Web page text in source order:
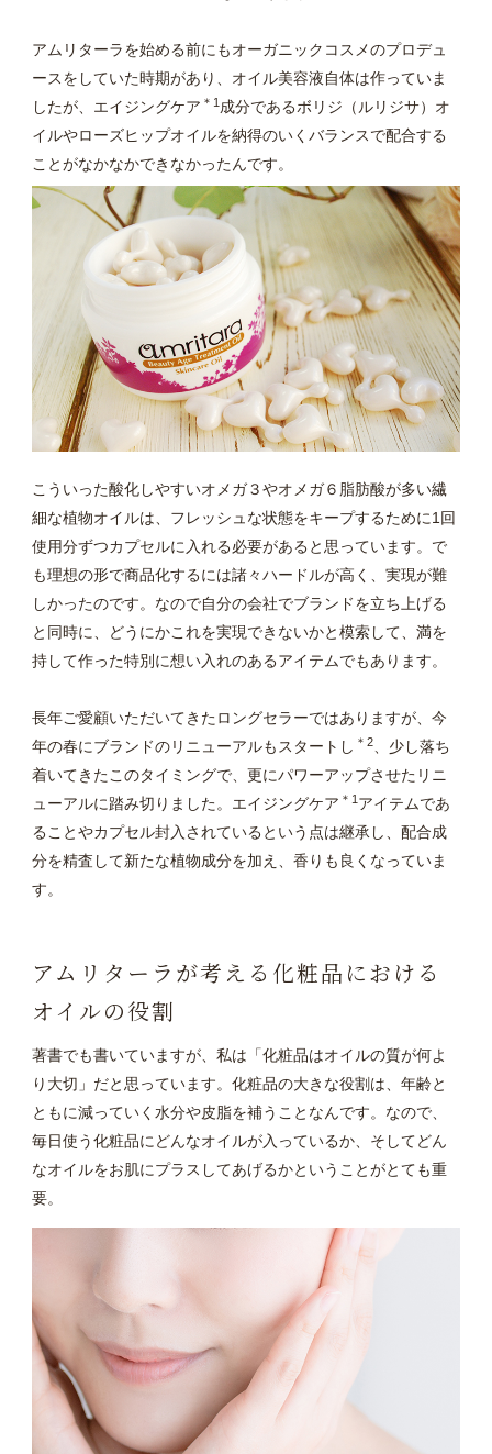
アムリターラを始める前にもオーガニックコスメのプロデュ
ースをしていた時期があり、オイル美容液自体は作っていま
したが、エイジングケア ＊1成分であるボリジ（ルリジサ）オ
イルやローズヒップオイルを納得のいくバランスで配合する
ことがなかなかできなかったんです。
こういった酸化しやすいオメガ３やオメガ６脂肪酸が多い繊
細な植物オイルは、フレッシュな状態をキープするために1回
使用分ずつカプセルに入れる必要があると思っています。で
も理想の形で商品化するには諸々ハードルが高く、実現が難
しかったのです。なので自分の会社でブランドを立ち上げる
と同時に、どうにかこれを実現できないかと模索して、満を
持して作った特別に想い入れのあるアイテムでもあります。
長年ご愛顧いただいてきたロングセラーではありますが、今
年の春にブランドのリニューアルもスタートし ＊2、少し落ち
着いてきたこのタイミングで、更にパワーアップさせたリニ
ューアルに踏み切りました。エイジングケア ＊1アイテムであ
ることやカプセル封入されているという点は継承し、配合成
分を精査して新たな植物成分を加え、香りも良くなっていま
す。
アムリターラが考える化粧品における
オイルの役割
著書でも書いていますが、私は「化粧品はオイルの質が何よ
り大切」だと思っています。化粧品の大きな役割は、年齢と
ともに減っていく水分や皮脂を補うことなんです。なので、
毎日使う化粧品にどんなオイルが入っているか、そしてどん
なオイルをお肌にプラスしてあげるかということがとても重
要。